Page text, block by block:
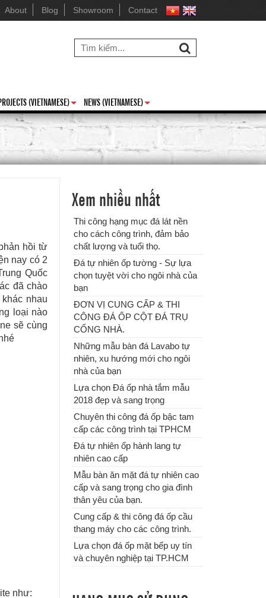
About Blog Showroom Contact
+
(VIETNAMESE)
+
NEWS (VIETNAMESE)
hồi từ
nay có 2
Quốc
đã chào
nhau
loại nào
sẽ cùng
như:
Xem nhiều nhất
Thi công hạng mục đá lát nền
cho cách công trình, đảm bảo
chất lượng và tuổi thọ.
Đá tự nhiên ốp tường - Sự lựa
chọn tuyệt vời cho ngôi nhà của
bạn
ĐƠN VỊ CUNG CẤP & THI
CÔNG ĐÁ ỐP CỘT ĐÁ TRỤ
CỔNG NHÀ.
Những mẫu bàn đá Lavabo tự
nhiên, xu hướng mới cho ngôi
nhà của bạn
Lựa chọn Đá ốp nhà tắm mẫu
2018 đẹp và sang trọng
Chuyên thi công đá ốp bậc tam
cấp các công trình tại TPHCM
Đá tự nhiên ốp hành lang tự
nhiên cao cấp
Mẫu bàn ăn mặt đá tự nhiên cao
cấp và sang trọng cho gia đình
thân yêu của bạn.
Cung cấp & thi công đá ốp cầu
thang máy cho các công trình.
Lựa chọn đá ốp mặt bếp uy tín
và chuyên nghiệp tại TP.HCM
cách công trình, đảm bảo chất
lượng và tuổi thọ.
Đá tự nhiên ốp tường - Sự lựa
chọn tuyệt vời cho ngôi nhà của
ĐƠN VỊ CUNG CẤP & THI
CÔNG ĐÁ ỐP CỘT ĐÁ TRỤ
CỔNG NHÀ.
Những mẫu bàn đá Lavabo tự
nhiên, xu hướng mới cho ngôi
nhà của bạn
Lựa chọn Đá ốp nhà tắm mẫu
2018 đẹp và sang trọng